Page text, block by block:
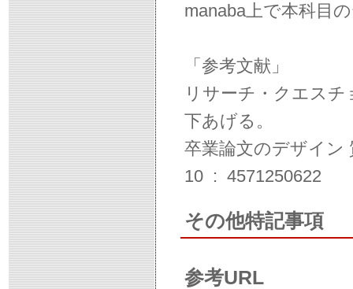
manaba上で本科目
「参考文献」
リサーチ・クエス
下あげる。
卒業論文のデザイン
10 ‏ : ‎ 4571250622
その他特記事項
参考URL